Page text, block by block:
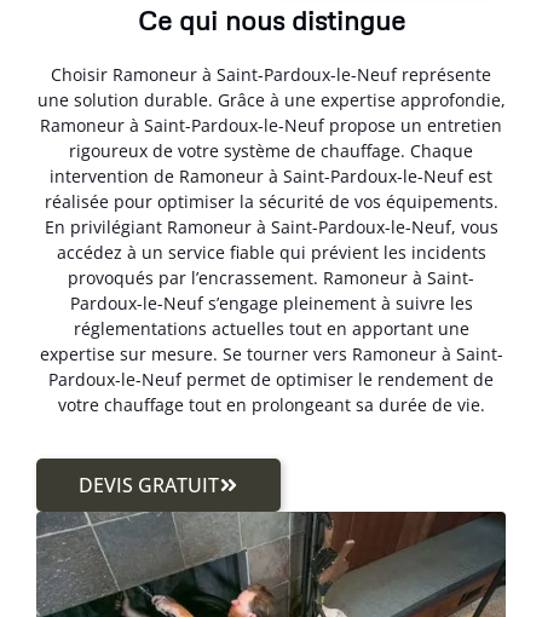
Ce qui nous distingue
Choisir Ramoneur à Saint-Pardoux-le-Neuf représente
une solution durable. Grâce à une expertise approfondie,
Ramoneur à Saint-Pardoux-le-Neuf propose un entretien
rigoureux de votre système de chauffage. Chaque
intervention de Ramoneur à Saint-Pardoux-le-Neuf est
réalisée pour optimiser la sécurité de vos équipements.
En privilégiant Ramoneur à Saint-Pardoux-le-Neuf, vous
accédez à un service fiable qui prévient les incidents
provoqués par l’encrassement. Ramoneur à Saint-
Pardoux-le-Neuf s’engage pleinement à suivre les
réglementations actuelles tout en apportant une
expertise sur mesure. Se tourner vers Ramoneur à Saint-
Pardoux-le-Neuf permet de optimiser le rendement de
votre chauffage tout en prolongeant sa durée de vie.
DEVIS GRATUIT